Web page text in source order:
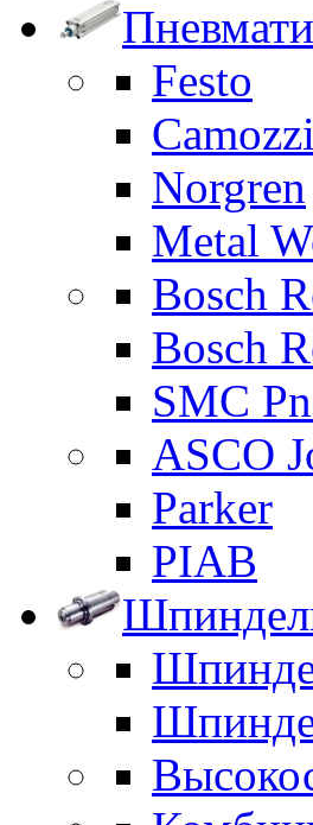
Festo
Camozzi
Norgren
Metal
Bosch
Bosch
SMC
ASCO
Parker
PIAB